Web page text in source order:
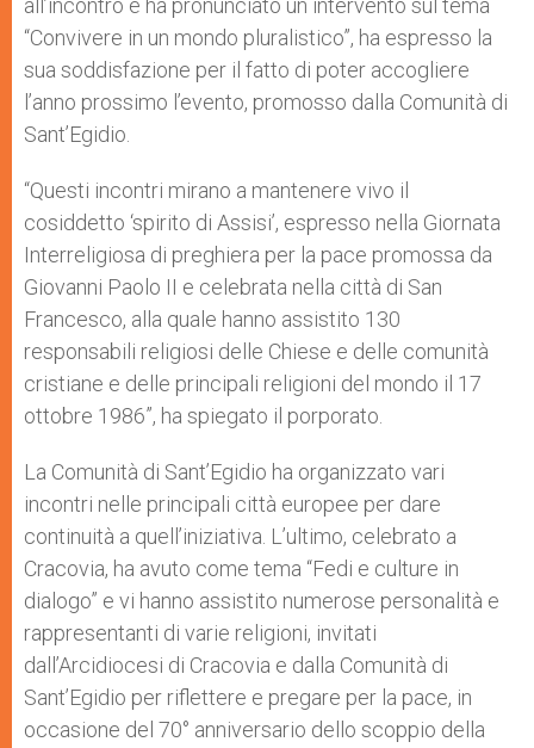
all’incontro e ha pronunciato un intervento sul tema
“Convivere in un mondo pluralistico”, ha espresso la
sua soddisfazione per il fatto di poter accogliere
l’anno prossimo l’evento, promosso dalla Comunità di
Sant’Egidio.
“Questi incontri mirano a mantenere vivo il
cosiddetto ‘spirito di Assisi’, espresso nella Giornata
Interreligiosa di preghiera per la pace promossa da
Giovanni Paolo II e celebrata nella città di San
Francesco, alla quale hanno assistito 130
responsabili religiosi delle Chiese e delle comunità
cristiane e delle principali religioni del mondo il 17
ottobre 1986”, ha spiegato il porporato.
La Comunità di Sant’Egidio ha organizzato vari
incontri nelle principali città europee per dare
continuità a quell’iniziativa. L’ultimo, celebrato a
Cracovia, ha avuto come tema “Fedi e culture in
dialogo” e vi hanno assistito numerose personalità e
rappresentanti di varie religioni, invitati
dall’Arcidiocesi di Cracovia e dalla Comunità di
Sant’Egidio per riflettere e pregare per la pace, in
occasione del 70° anniversario dello scoppio della